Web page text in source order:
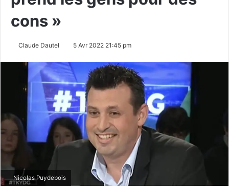
cons »
Claude Dautel 5 Avr 2022 21:45 pm
Nicolas Puydebois